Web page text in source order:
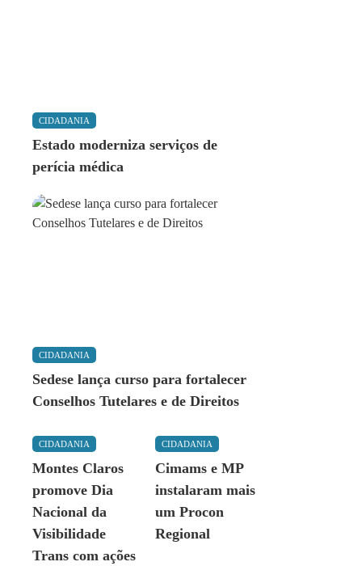
CIDADANIA
Estado moderniza serviços de
perícia médica
CIDADANIA
Sedese lança curso para fortalecer
Conselhos Tutelares e de Direitos
CIDADANIA
Montes Claros
promove Dia
Nacional da
Visibilidade
Trans com ações
CIDADANIA
Cimams e MP
instalaram mais
um Procon
Regional